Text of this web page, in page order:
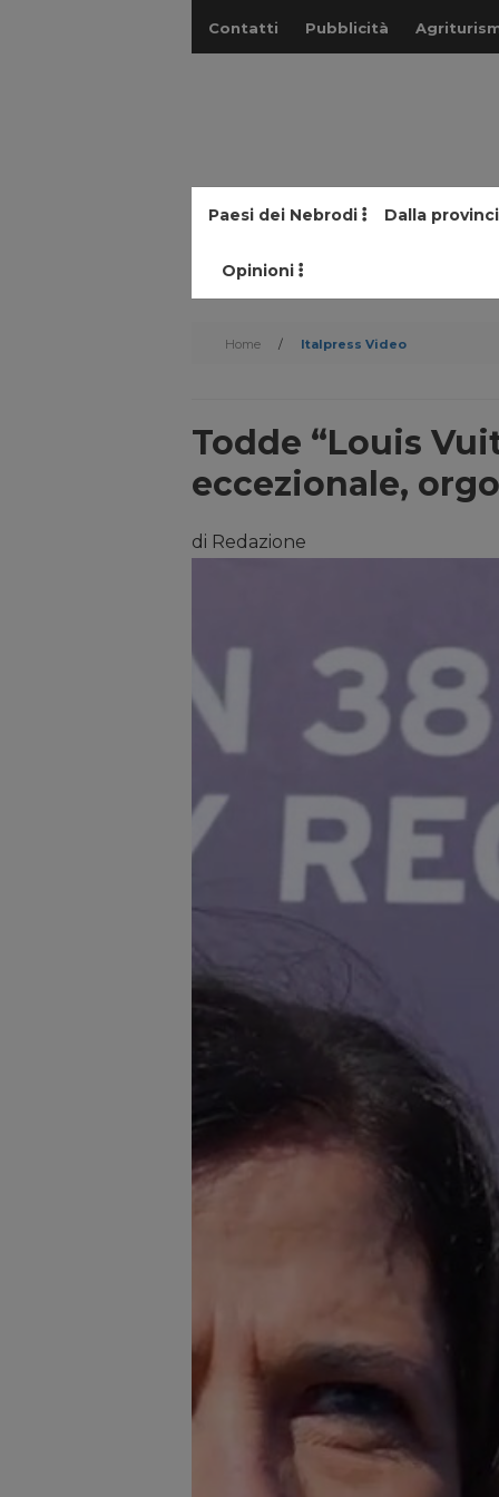
Contatti Pubblicità
Paesi dei Nebrodi Dalla
Opinioni
Home / Italpress Video
Todde “Louis
eccezionale,
di Redazione